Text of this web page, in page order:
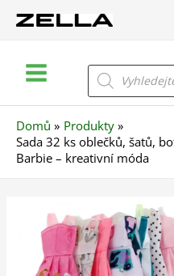
Menu
Products
search
Domů
Produkty
Sada 32 ks oblečků, šatů,
Barbie – kreativní móda
oblečků,